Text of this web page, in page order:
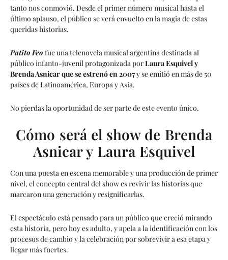
tanto nos conmovió. Desde el primer número musical hasta el
último aplauso, el público se verá envuelto en la magia de estas
queridas historias.
Patito Feo fue una telenovela musical argentina destinada al
público infanto-juvenil protagonizada porLaura Esquivel y
Brenda Asnicar que se estrenó en 2007y se emitió en más de 50
países de Latinoamérica, Europa y Asia.
No pierdas la oportunidad de ser parte de este evento único.
Cómo será el show de Brenda
Asnicar y Laura Esquivel
Con una puesta en escena memorable y una producción de primer
nivel, el concepto central del show es revivir las historias que
marcaron una generación y resignificarlas.
El espectáculo está pensado para un público que creció mirando
esta historia, pero hoy es adulto, y apela a la identificación con los
procesos de cambio y la celebración por sobrevivir a esa etapa y
llegar más fuertes.